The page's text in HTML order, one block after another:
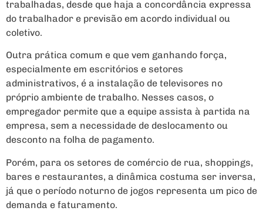
trabalhadas, desde que haja a concordância expressa
do trabalhador e previsão em acordo individual ou
coletivo.
Outra prática comum e que vem ganhando força,
especialmente em escritórios e setores
administrativos, é a instalação de televisores no
próprio ambiente de trabalho. Nesses casos, o
empregador permite que a equipe assista à partida na
empresa, sem a necessidade de deslocamento ou
desconto na folha de pagamento.
Porém, para os setores de comércio de rua, shoppings,
bares e restaurantes, a dinâmica costuma ser inversa,
já que o período noturno de jogos representa um pico de
demanda e faturamento.